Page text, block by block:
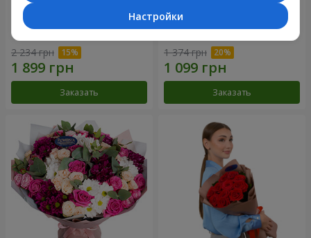
Букет "Цветочное Selfie!"
2 234 грн
Заказать
Букет "Яркие солнышки!"
1 374 грн
Заказать
Настройки